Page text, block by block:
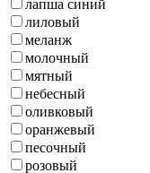
лапша синий
лиловый
меланж
молочный
мятный
небесный
оливковый
оранжевый
песочный
розовый